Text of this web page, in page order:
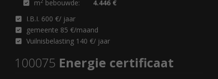
m bebouwde:
4.446 €
I.B.I. 600 €/ jaar
gemeente 85 €/maand
Vuilnisbelasting 140 €/ jaar
100075 Energie certificaat